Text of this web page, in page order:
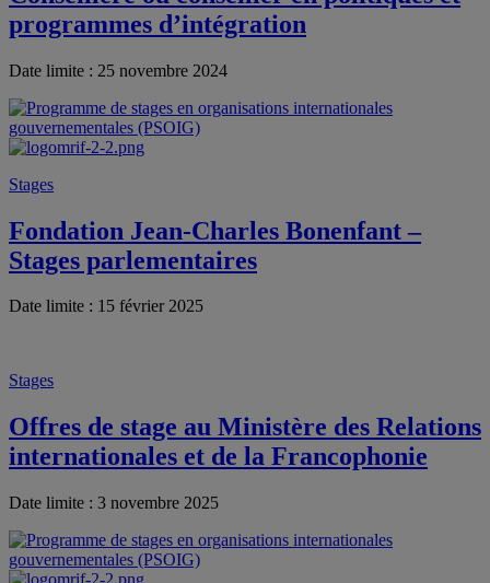
programmes d’intégration
Date limite : 25 novembre 2024
Stages
Fondation Jean-Charles Bonenfant –
Stages parlementaires
Date limite : 15 février 2025
Stages
Offres de stage au Ministère des Relations
internationales et de la Francophonie
Date limite : 3 novembre 2025